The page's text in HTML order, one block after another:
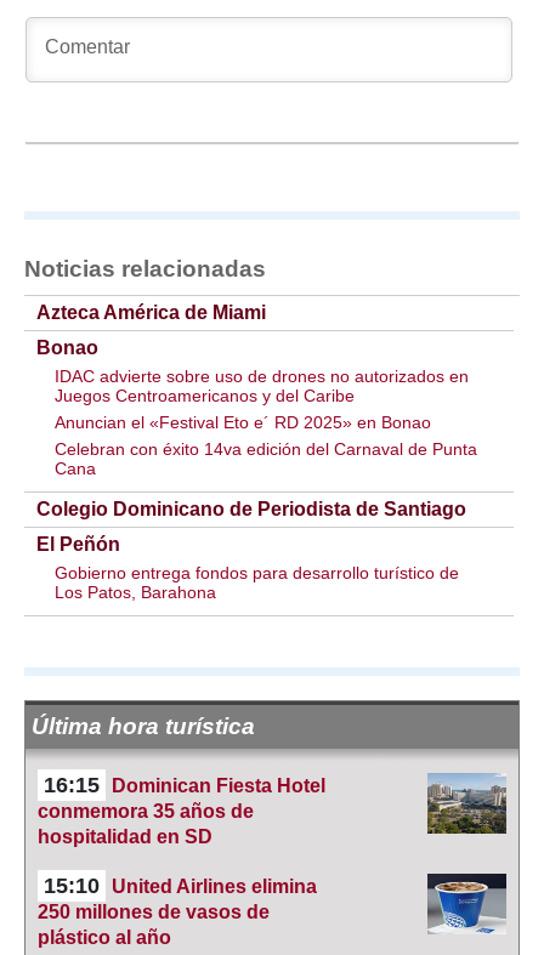
Noticias relacionadas
Azteca América de Miami
Bonao
IDAC advierte sobre uso de drones no autorizados en
Juegos Centroamericanos y del Caribe
Anuncian el «Festival Eto e´ RD 2025» en Bonao
Celebran con éxito 14va edición del Carnaval de Punta
Cana
Colegio Dominicano de Periodista de Santiago
El Peñón
Gobierno entrega fondos para desarrollo turístico de
Los Patos, Barahona
Última hora turística
16:15
Dominican Fiesta Hotel
conmemora 35 años de
hospitalidad en SD
15:10
United Airlines elimina
250 millones de vasos de
plástico al año